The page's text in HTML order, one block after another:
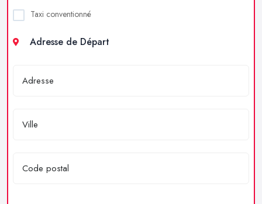
Taxi conventionné
Adresse de Départ